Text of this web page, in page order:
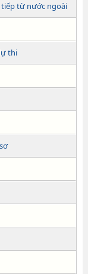
từ nước ngoài
thi